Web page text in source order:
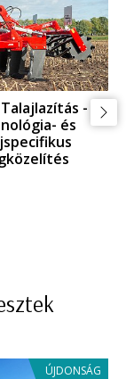
-
és
ÚJDONSÁG